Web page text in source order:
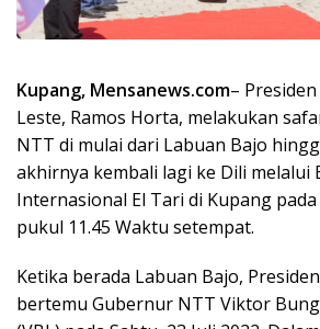
Kupang, Mensanews.com–
Leste, Ramos Horta, melakukan
NTT di mulai dari Labuan Bajo
akhirnya kembali lagi ke Dili melalui
Internasional El Tari di Kupang pada
pukul 11.45 Waktu setempat.
Ketika berada Labuan Bajo,
bertemu Gubernur NTT Viktor